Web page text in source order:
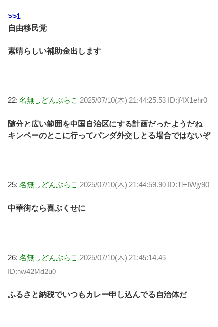
>>1
自由移民党
素晴らしい補助金出します
22: 名無しどんぶらこ 2025/07/10(木) 21:44:25.58 ID:jf4X1ehr0
随分と広い範囲を中国自治区にする計画だったようだね
キンペーのとこに行ってパンダ外交しとる場合ではないぞ
25: 名無しどんぶらこ 2025/07/10(木) 21:44:59.90 ID:Tl+IWjy90
中華街なら喜ぶくせに
26: 名無しどんぶらこ 2025/07/10(木) 21:45:14.46
ID:hw42Md2u0
ふるさと納税でいつもカレー申し込んでる自治体だ